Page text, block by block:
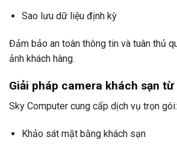
Sao lưu dữ liệu định kỳ
Đảm bảo an toàn thông tin và tuân thủ
ảnh khách hàng.
Giải pháp camera khách sạn
Sky Computer cung cấp dịch vụ trọn gói:
Khảo sát mặt bằng khách sạn